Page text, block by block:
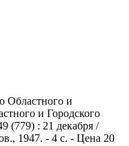
Областного и
и Городского
(779) : 21 декабря /
1947. - 4 с. - Цена 20